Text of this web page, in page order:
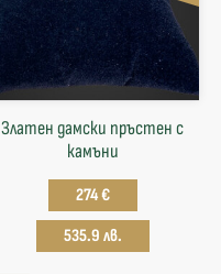
Златен дамски пръстен с
камъни
274 €
535.9 лв.